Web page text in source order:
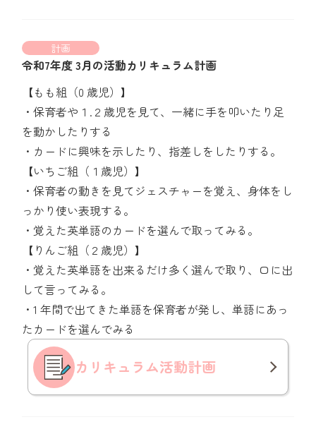
計画
令和7年度 3月の活動カリキュラム計画
【もも組（0 歳児）】
・保育者や１.２歳児を見て、一緒に手を叩いたり足
を動かしたりする
・カードに興味を示したり、指差しをしたりする。
【いちご組（１歳児）】
・保育者の動きを見てジェスチャーを覚え、身体をし
っかり使い表現する。
・覚えた英単語のカードを選んで取ってみる。
【りんご組（２歳児）】
・覚えた英単語を出来るだけ多く選んで取り、口に出
して言ってみる。
・1 年間で出てきた単語を保育者が発し、単語にあっ
たカードを選んでみる
カリキュラム活動計画